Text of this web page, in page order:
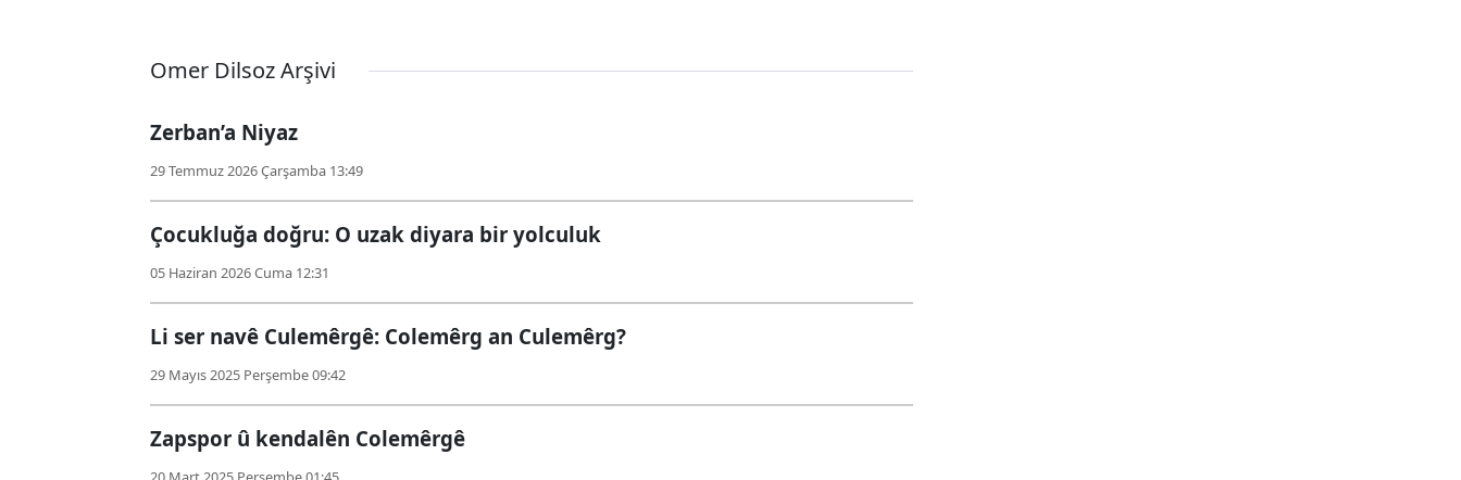
Omer Dilsoz Arşivi
Zerban’a Niyaz
29 Temmuz 2026 Çarşamba 13:49
Çocukluğa doğru: O uzak diyara bir yolculuk
05 Haziran 2026 Cuma 12:31
Li ser navê Culemêrgê: Colemêrg an Culemêrg?
29 Mayıs 2025 Perşembe 09:42
Zapspor û kendalên Colemêrgê